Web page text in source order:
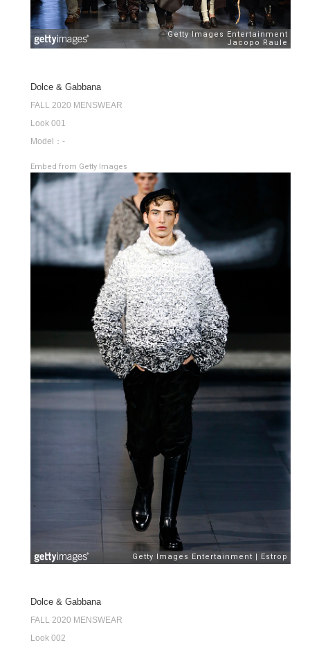
Dolce & Gabbana
FALL 2020 MENSWEAR
Look 001
Model：-
Embed from Getty Images
Dolce & Gabbana
FALL 2020 MENSWEAR
Look 002